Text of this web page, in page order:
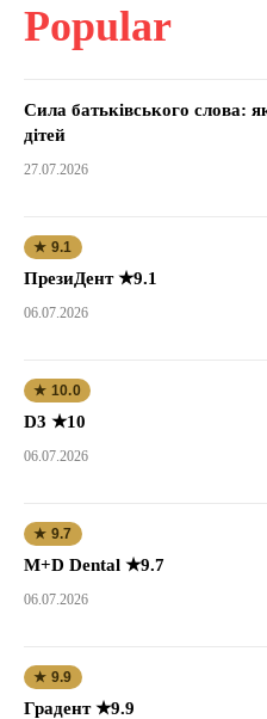
Popular
Сила батьківського слова:
дітей
27.07.2026
★ 9.1
ПрезиДент ★9.1
06.07.2026
★ 10.0
D3 ★10
06.07.2026
★ 9.7
M+D Dental ★9.7
06.07.2026
★ 9.9
Градент ★9.9